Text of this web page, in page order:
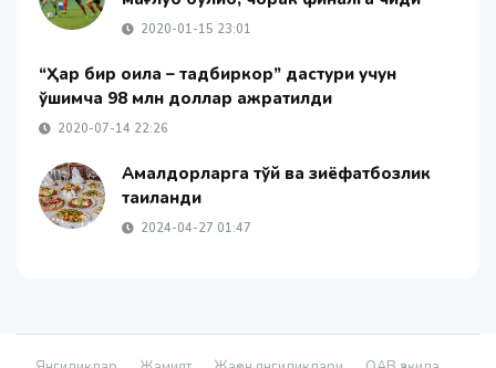
2020-01-15 23:01
“Ҳар бир оила – тадбиркор” дастури учун
қўшимча 98 млн доллар ажратилди
2020-07-14 22:26
Амалдорларга тўй ва зиёфатбозлик
тақиқланди
2024-04-27 01:47